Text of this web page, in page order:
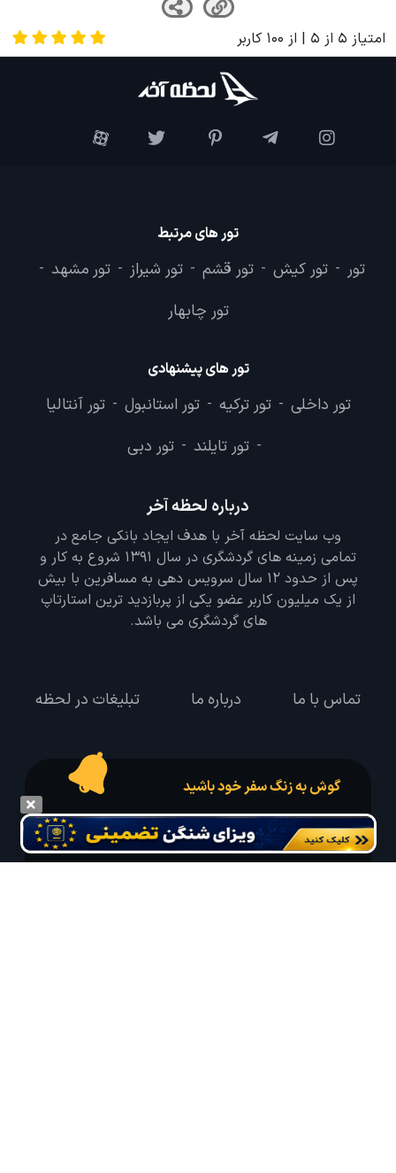
امتیاز 5 از 5 | از 100 کاربر
تور های مرتبط
تور - تور کیش - تور قشم - تور شیراز - تور مشهد -
تور چابهار
تور های پیشنهادی
تور داخلی - تور ترکیه - تور استانبول - تور آنتالیا
- تور تایلند - تور دبی
درباره لحظه آخر
وب سایت لحظه آخر با هدف ایجاد بانکی جامع در
تمامی زمینه های گردشگری در سال 1391 شروع به کار و
پس از حدود 12 سال سرویس دهی به مسافرین با بیش
از یک میلیون کاربر عضو یکی از پربازدید ترین استارتاپ
های گردشگری می باشد.
تماس با ما درباره ما تبلیغات در لحظه
گوش به زنگ سفر خود باشید
درخواست سفر خود را در مدت زمان دلخواه ثبت و پیامک بهترین آفر مربوط به تور
درخواستی خود را دریافت نمایید